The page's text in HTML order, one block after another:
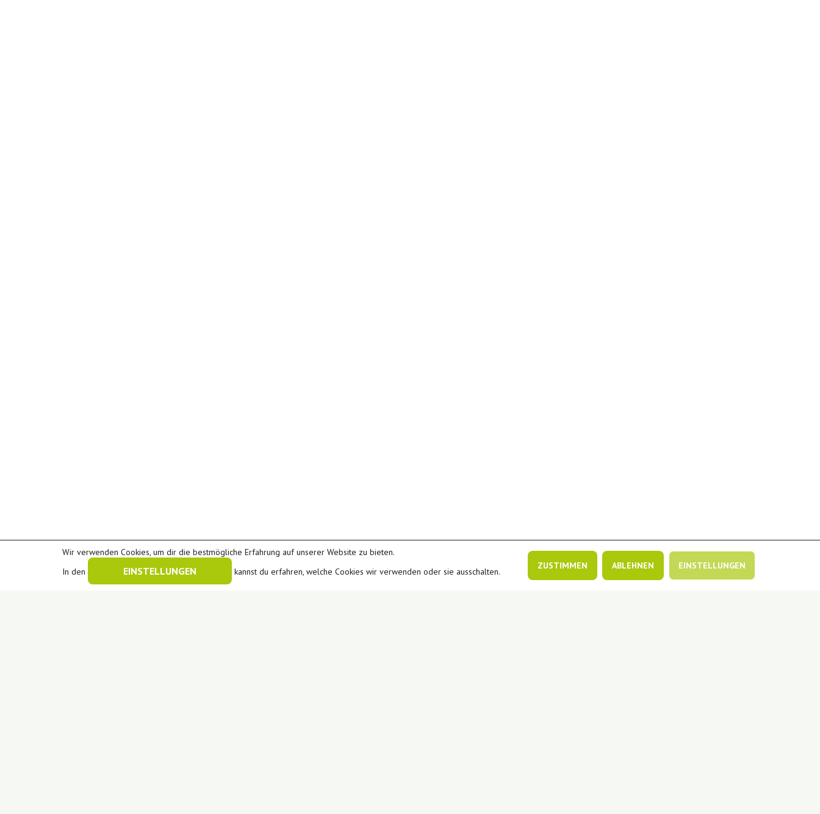
Wir verwenden Cookies, um dir die bestmögliche Erfahrung auf unserer Website zu bieten.
In den
EINSTELLUNGEN kannst du erfahren, welche Cookies wir verwenden oder sie ausschalten.
ZUSTIMMEN ABLEHNEN EINSTELLUNGEN